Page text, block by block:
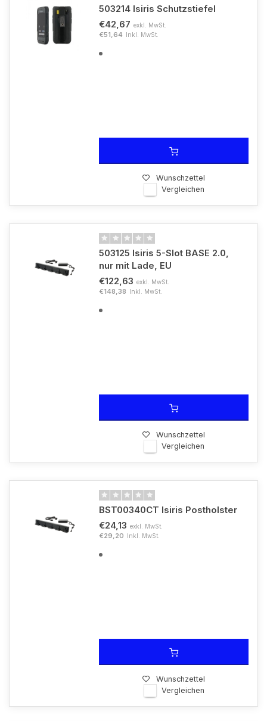
503214 Isiris Schutzstiefel
€42,67 exkl. MwSt.
€51,64 Inkl. MwSt.
Wunschzettel
Vergleichen
503125 Isiris 5-Slot BASE 2.0,
nur mit Lade, EU
€122,63 exkl. MwSt.
€148,38 Inkl. MwSt.
Wunschzettel
Vergleichen
BST00340CT Isiris Postholster
€24,13 exkl. MwSt.
€29,20 Inkl. MwSt.
Wunschzettel
Vergleichen